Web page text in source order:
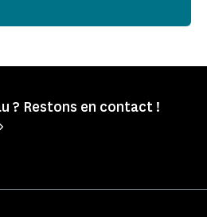
? Restons en contact !